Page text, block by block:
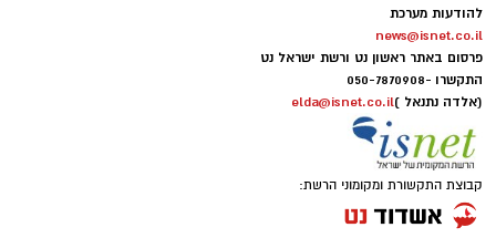
להודעות מערכת
news@isnet.co.il
פרסום באתר ראשון נט ורשת ישראל נט
התקשרו -050-7870908
(אלדה נתנאל )elda@isnet.co.il
קבוצת התקשורת ומקומוני הרשת: